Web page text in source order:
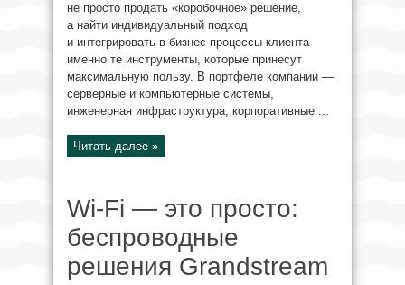
не просто продать «коробочное» решение,
а найти индивидуальный подход
и интегрировать в бизнес-процессы клиента
именно те инструменты, которые принесут
максимальную пользу. В портфеле компании —
серверные и компьютерные системы,
инженерная инфраструктура, корпоративные ...
Читать далее »
Wi-Fi — это просто:
беспроводные
решения Grandstream